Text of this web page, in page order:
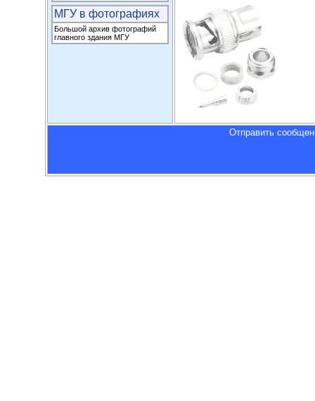
МГУ в фотографиях
Большой архив фотографий
главного здания МГУ
Отправить